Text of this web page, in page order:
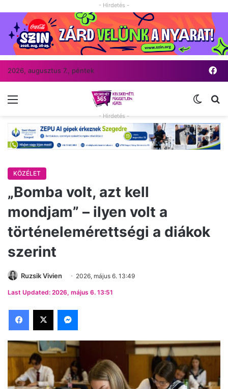
- Hirdetés -
2026, augusztus 7., péntek
Menü
- Hirdetés -
KÖZÉLET
„Bomba volt, azt kell
mondjam” – ilyen volt a
történelemérettségi a diákok
szerint
Ruzsik Vivien 2026, május 6. 13:49
Last Updated: 2026, május 6. 13:51
Facebook
X Messenger